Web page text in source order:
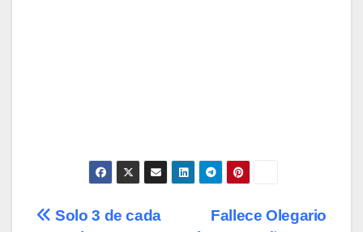
Navegación
Fallece Olegario
Solo 3 de cada